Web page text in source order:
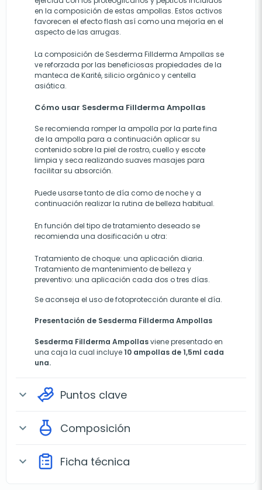
en la composición de estas ampollas. Estos activos
favorecen el efecto flash así como una mejoría en el
aspecto de las arrugas.
La composición de Sesderma Fillderma Ampollas se
ve reforzada por las beneficiosas propiedades de la
manteca de Karité, silicio orgánico y centella
asiática.
Cómo usar Sesderma Fillderma Ampollas
Se recomienda romper la ampolla por la parte fina
de la ampolla para a continuación aplicar su
contenido sobre la piel de rostro, cuello y escote
limpia y seca realizando suaves masajes para
facilitar su absorción.
Puede usarse tanto de día como de noche y a
continuación realizar la rutina de belleza habitual.
En función del tipo de tratamiento deseado se
recomienda una dosificación u otra:
Tratamiento de choque: una aplicación diaria.
Tratamiento de mantenimiento de belleza y
preventivo: una aplicación cada dos o tres días.
Se aconseja el uso de fotoprotección durante el día.
Presentación de Sesderma Fillderma Ampollas
Sesderma Fillderma Ampollasviene presentado en
una caja la cual incluye10 ampollas de 1,5ml cada
una.
expand_more Puntos clave
expand_more Composición
expand_more Ficha técnica